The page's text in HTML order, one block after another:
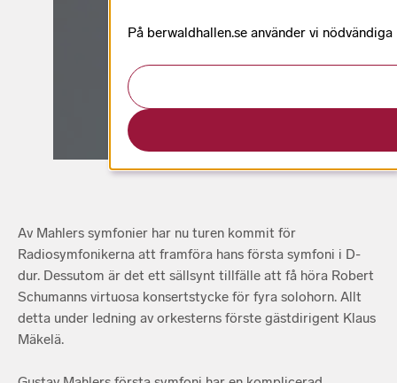
Av Mahlers symfonier har nu turen kommit för
Radiosymfonikerna att framföra hans första symfoni i D-
dur. Dessutom är det ett sällsynt tillfälle att få höra Robert
Schumanns virtuosa konsertstycke för fyra solohorn. Allt
detta under ledning av orkesterns förste gästdirigent Klaus
Mäkelä.
På berwaldhallen.se använder vi